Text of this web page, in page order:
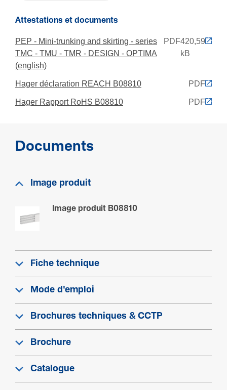
Résis­tance aux chocs IK
Classe de protection (IP)
IP40
Non
Acces­soires d'ali­gne­ment goulotte
Equi­pe­ment
Nombre de cloi­sons
0
Nombre de compartiments
3-3
Nombre de cloi­sons clip­sables
Attestations et documents
PEP - Mini-trunking and skirting - series
TMC - TMU - TMR - DESIGN - OPTIMA
(english)
PDF420,59
kB
Hager déclaration REACH B08810 PDF
Hager Rapport RoHS B08810 PDF
Documents
Image produit
Image produit B08810
Fiche technique
Mode d'emploi
Brochures techniques & CCTP
Brochure
Catalogue